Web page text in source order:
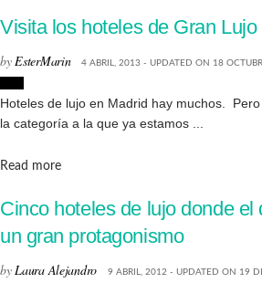
Visita los hoteles de Gran Lujo
byEsterMarin 4 ABRIL, 2013 - UPDATED ON 18
Hoteles de lujo en Madrid hay muchos.
la categoría a la que ya estamos ...
Read moreDetails
Cinco hoteles de lujo donde el
un gran protagonismo
byLaura Alejandro 9 ABRIL, 2012 - UPDATED ON 19